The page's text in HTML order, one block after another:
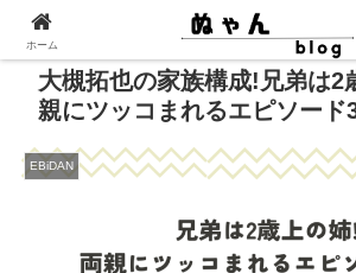
大槻拓也の家族構成!兄弟は2
親にツッコまれるエピソード
EBiDAN
ホーム